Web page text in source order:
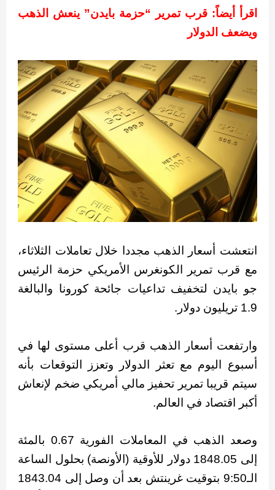
اقرأ أيضاً: قرب تمرير “حزمة بايدن” ينعش الذهب
ويضعف الدولار
انتعشت أسعار الذهب مجددا خلال تعاملات الثلاثاء،
مع قرب تمرير الكونغرس الأمريكي حزمة الرئيس
جو بايدن لتخفيف تداعيات جائحة كورونا والبالغة
1.9 تريليون دولار.
وارتفعت أسعار الذهب قرب أعلى مستوى لها في
أسبوع اليوم مع تعثر الدولار وتعزز التوقعات بأنه
سيتم قريبا تمرير تحفيز مالي أمريكي ضخم لإنعاش
أكبر اقتصاد في العالم.
وصعد الذهب في المعاملات الفورية 0.67 بالمئة
إلى 1848.05 دولار للأوقية (الأونصة) بحلول الساعة
الـ9:50 بتوقيت غرينتش بعد أن وصل إلى 1843.04